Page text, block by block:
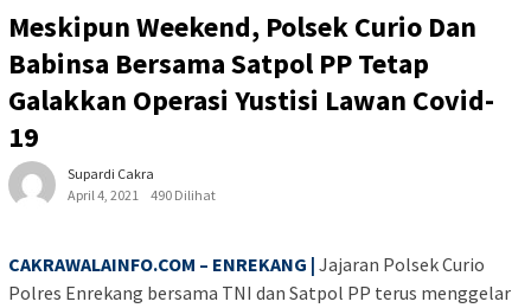
Meskipun Weekend, Polsek Curio Dan
Babinsa Bersama Satpol PP Tetap
Galakkan Operasi Yustisi Lawan Covid-
19
Supardi Cakra
April 4, 2021
490 Dilihat
CAKRAWALAINFO.COM – ENREKANG | Jajaran Polsek Curio
Polres Enrekang bersama TNI dan Satpol PP terus menggelar